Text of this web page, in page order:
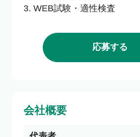
3. WEB試験・適性検査
応募する
会社概要